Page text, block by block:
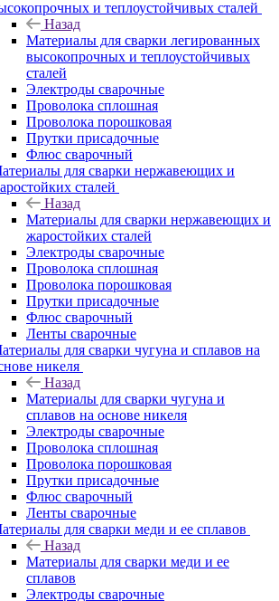
и теплоустойчивых сталей
Назад
Материалы для сварки легированных
высокопрочных и теплоустойчивых
сталей
Электроды сварочные
Проволока сплошная
Проволока порошковая
Прутки присадочные
Флюс сварочный
для сварки нержавеющих и
сталей
Назад
Материалы для сварки нержавеющих и
жаростойких сталей
Электроды сварочные
Проволока сплошная
Проволока порошковая
Прутки присадочные
Флюс сварочный
Ленты сварочные
для сварки чугуна и сплавов на
никеля
Назад
Материалы для сварки чугуна и
сплавов на основе никеля
Электроды сварочные
Проволока сплошная
Проволока порошковая
Прутки присадочные
Флюс сварочный
Ленты сварочные
для сварки меди и ее сплавов
Назад
Материалы для сварки меди и ее
сплавов
Электроды сварочные